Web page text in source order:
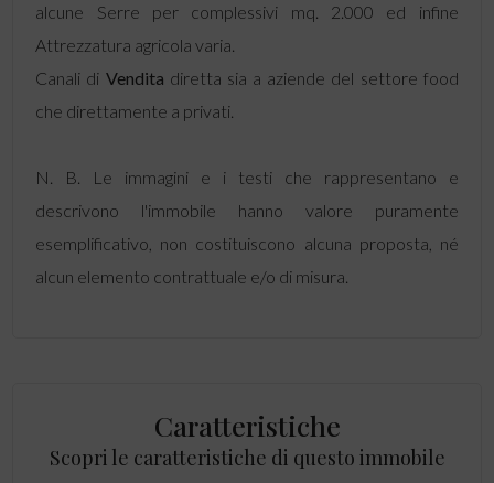
alcune Serre per complessivi mq. 2.000 ed infine
Attrezzatura agricola varia.
Canali di Vendita diretta sia a aziende del settore food
che direttamente a privati.
N. B. Le immagini e i testi che rappresentano e
descrivono l'immobile hanno valore puramente
esemplificativo, non costituiscono alcuna proposta, né
alcun elemento contrattuale e/o di misura.
Caratteristiche
Scopri le caratteristiche di questo immobile